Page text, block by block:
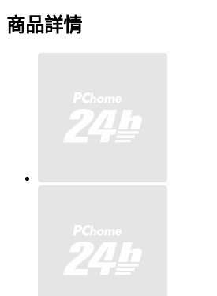
商品詳情